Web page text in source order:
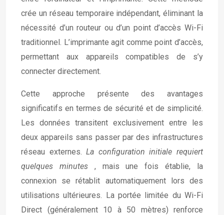
crée un réseau temporaire indépendant, éliminant la
nécessité d’un routeur ou d’un point d’accès Wi-Fi
traditionnel. L’imprimante agit comme point d’accès,
permettant aux appareils compatibles de s’y
connecter directement.
Cette approche présente des avantages
significatifs en termes de sécurité et de simplicité.
Les données transitent exclusivement entre les
deux appareils sans passer par des infrastructures
réseau externes.La configuration initiale requiert
quelques minutes , mais une fois établie, la
connexion se rétablit automatiquement lors des
utilisations ultérieures. La portée limitée du Wi-Fi
Direct (généralement 10 à 50 mètres) renforce